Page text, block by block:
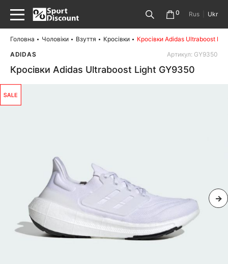
0 Rus Ukr
Головна Чоловіки Взуття Кросівки
Кросівки Adidas Ultraboost
ADIDAS
Артикул: GY9350
Кросівки Adidas Ultraboost Light GY9350